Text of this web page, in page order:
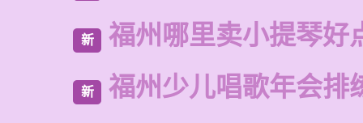
新 福州哪里卖小提琴好
新 福州少儿唱歌年会排